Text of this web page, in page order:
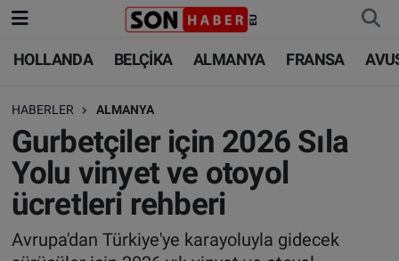
HOLLANDA BELÇİKA ALMANYA FRANSA
HABERLER ALMANYA
Gurbetçiler için 2026 Sıla
Yolu vinyet ve otoyol
ücretleri rehberi
Avrupa'dan Türkiye'ye karayoluyla gidecek
HOLLANDA
BELÇİKA
ALMANYA
FRANSA
AVUSTURYA
HOLLANDA
BELÇİKA
ALMANYA
TÜRKİYE
DÜNYA
Nöbetçi Eczaneler
Hava Durumu
Trafik Durumu
Süper Lig Puan Durumu ve Fikstür
Tüm Manşetler